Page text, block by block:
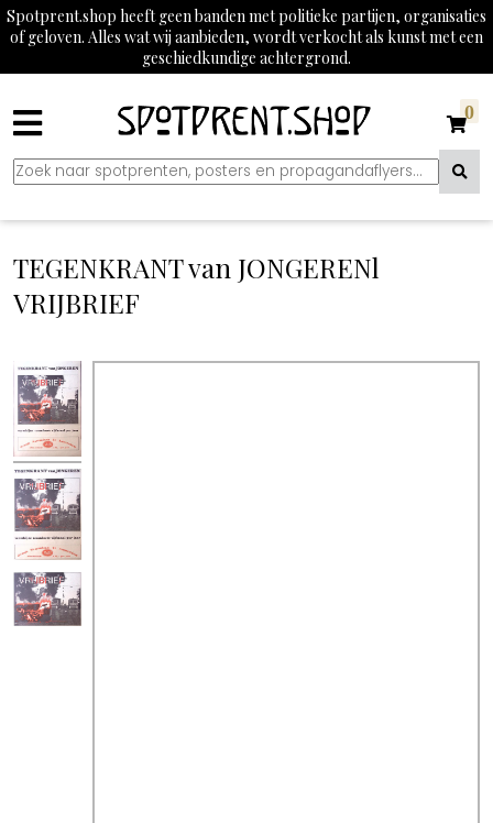
Spotprent.shop heeft geen banden met politieke partijen, organisaties
of geloven. Alles wat wij aanbieden, wordt verkocht als kunst met een
geschiedkundige achtergrond.
0
TEGENKRANT van JONGERENl
VRIJBRIEF